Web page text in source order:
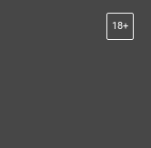
18+